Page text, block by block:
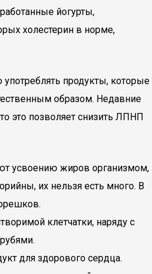
йогурты,
холестерин в норме,
продукты, которые
образом. Недавние
это позволяет снизить ЛПНП
усвоению жиров организмом,
их нельзя есть много. В
клетчатки, наряду с
для здорового сердца.